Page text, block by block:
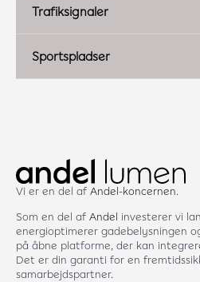
Trafiksignaler
Sportspladser
Vi er en del af Andel-koncernen.
Som en del af Andel investerer vi
energioptimerer gadebelysningen
på åbne platforme, der kan
Det er din garanti for en
samarbejdspartner.